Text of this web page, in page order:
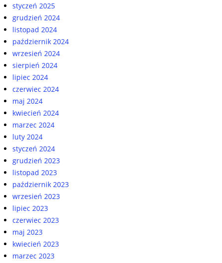
styczeń 2025
grudzień 2024
listopad 2024
październik 2024
wrzesień 2024
sierpień 2024
lipiec 2024
czerwiec 2024
maj 2024
kwiecień 2024
marzec 2024
luty 2024
styczeń 2024
grudzień 2023
listopad 2023
październik 2023
wrzesień 2023
lipiec 2023
czerwiec 2023
maj 2023
kwiecień 2023
marzec 2023